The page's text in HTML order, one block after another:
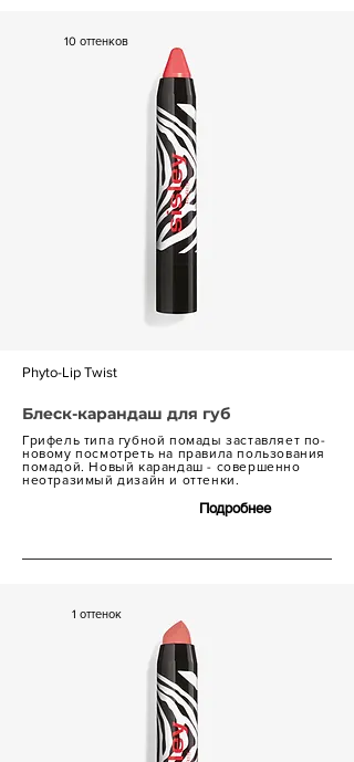
10 оттенков
Phyto-Lip Twist
Блеск-карандаш для губ
Грифель типа губной помады заставляет по-
новому посмотреть на правила пользования
помадой. Новый карандаш - совершенно
неотразимый дизайн и оттенки.
Подробнее
1 оттенок